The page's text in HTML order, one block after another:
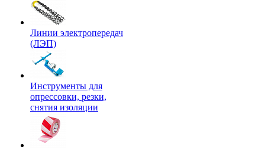
Линии электропередач
(ЛЭП)
Инструменты для
опрессовки, резки,
снятия изоляции